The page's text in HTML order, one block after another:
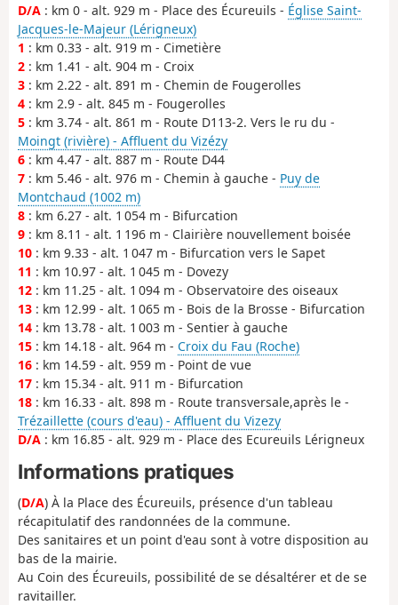
D/A : km 0 - alt. 929 m - Place des Écureuils - Église Saint-
Jacques-le-Majeur (Lérigneux)
1 : km 0.33 - alt. 919 m - Cimetière
2 : km 1.41 - alt. 904 m - Croix
3 : km 2.22 - alt. 891 m - Chemin de Fougerolles
4 : km 2.9 - alt. 845 m - Fougerolles
5 : km 3.74 - alt. 861 m - Route D113-2. Vers le ru du -
Moingt (rivière) - Affluent du Vizézy
6 : km 4.47 - alt. 887 m - Route D44
7 : km 5.46 - alt. 976 m - Chemin à gauche - Puy de
Montchaud (1002 m)
8 : km 6.27 - alt. 1 054 m - Bifurcation
9 : km 8.11 - alt. 1 196 m - Clairière nouvellement boisée
10 : km 9.33 - alt. 1 047 m - Bifurcation vers le Sapet
11 : km 10.97 - alt. 1 045 m - Dovezy
12 : km 11.25 - alt. 1 094 m - Observatoire des oiseaux
13 : km 12.99 - alt. 1 065 m - Bois de la Brosse - Bifurcation
14 : km 13.78 - alt. 1 003 m - Sentier à gauche
15 : km 14.18 - alt. 964 m - Croix du Fau (Roche)
16 : km 14.59 - alt. 959 m - Point de vue
17 : km 15.34 - alt. 911 m - Bifurcation
18 : km 16.33 - alt. 898 m - Route transversale,après le -
Trézaillette (cours d'eau) - Affluent du Vizezy
D/A : km 16.85 - alt. 929 m - Place des Ecureuils Lérigneux
Informations pratiques
(D/A) À la Place des Écureuils, présence d'un tableau
récapitulatif des randonnées de la commune.
Des sanitaires et un point d'eau sont à votre disposition au
bas de la mairie.
Au Coin des Écureuils, possibilité de se désaltérer et de se
ravitailler.